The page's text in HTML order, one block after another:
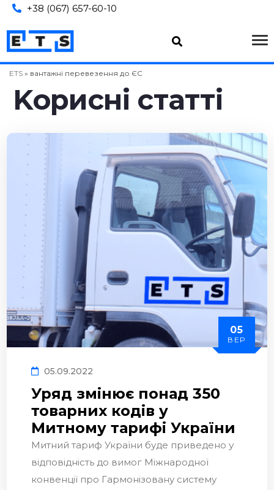
+38 (067) 657-60-10
ETS » вантажні перевезення до ЄС
Kopиcні cтaтті
05
ВЕР
05.09.2022
Уряд змінює понад 350
товарних кодів у
Митному тарифі України
Митний тариф України буде приведено у
відповідність до вимог Міжнародної
конвенції про Гармонізовану систему